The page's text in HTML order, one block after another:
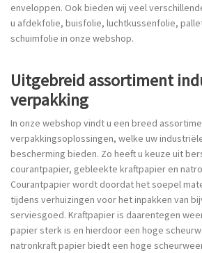
enveloppen. Ook bieden wij veel
u afdekfolie, buisfolie, luchtkussenfolie,
schuimfolie in onze webshop.
Uitgebreid assortiment
verpakking
In onze webshop vindt u een breed
verpakkingsoplossingen, welke uw
bescherming bieden. Zo heeft u keuze uit
courantpapier, gebleekte kraftpapier en
Courantpapier wordt doordat het soepel
tijdens verhuizingen voor het inpakken van
serviesgoed. Kraftpapier is daarentegen
papier sterk is en hierdoor een hoge
natronkraft papier biedt een hoge